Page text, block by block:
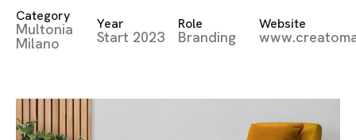
Category
Multonia
Milano
Year
Start 2023
Role
Branding
Website